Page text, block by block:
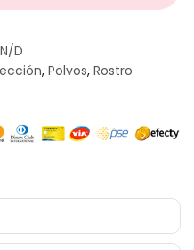
N/D
, Polvos, Rostro